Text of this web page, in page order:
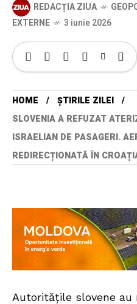
REDACȚIA ZIUA
EXTERNE
3 iunie 2026
HOME
ȘTIRILE ZILEI
SLOVENIA A REFUZAT
ISRAELIAN DE PASAGERI.
REDIRECȚIONATĂ ÎN
Autoritățile slovene au